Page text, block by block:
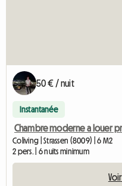
50 € / nuit
Instantanée
Chambre moderne a louer
Coliving | Strassen (8009) | 6 M2
2 pers. | 6 nuits minimum